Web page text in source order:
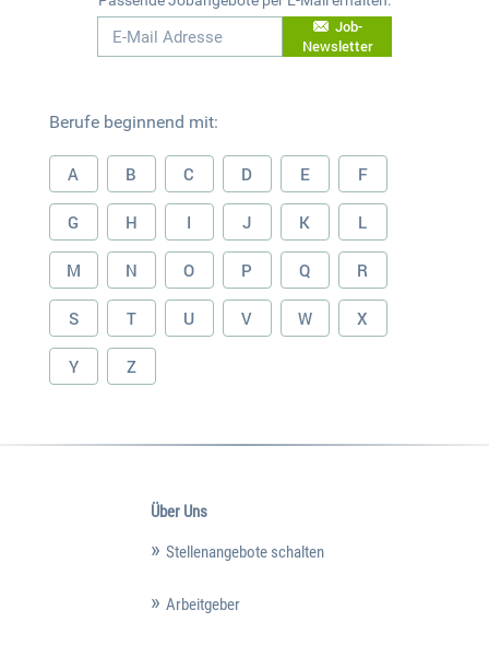
Job-
Newsletter
Berufe beginnend mit:
A B C D E F
G H I J K L
M N O P Q R
S T U V W X
Y Z
Über Uns
Stellenangebote schalten
Arbeitgeber